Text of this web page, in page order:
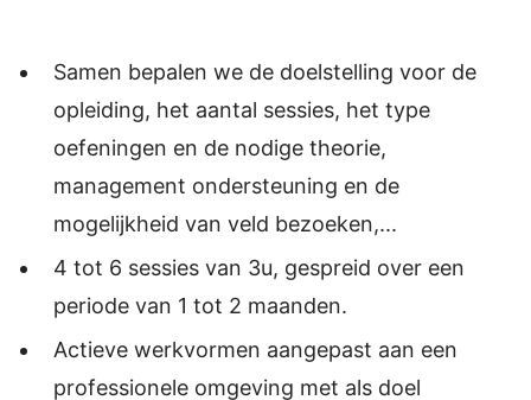
Samen bepalen we de doelstelling voor de
opleiding, het aantal sessies, het type
oefeningen en de nodige theorie,
management ondersteuning en de
mogelijkheid van veld bezoeken,...
4 tot 6 sessies van 3u, gespreid over een
periode van 1 tot 2 maanden.
Actieve werkvormen aangepast aan een
professionele omgeving met als doel